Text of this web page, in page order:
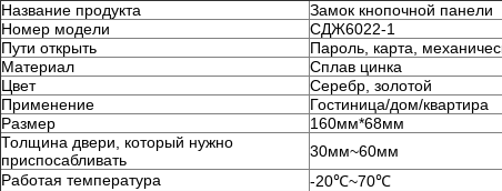
Название продукта
Замок кнопочной панели
Номер модели
СДЖ6022-1
Пути открыть
Пароль, карта,
Материал
Сплав цинка
Цвет
Серебр, золотой
Применение
Гостиница/дом/квартира
Размер
160мм*68мм
Толщина двери, который нужно
приспосабливать
30мм~60мм
Работая температура
-20℃~70℃